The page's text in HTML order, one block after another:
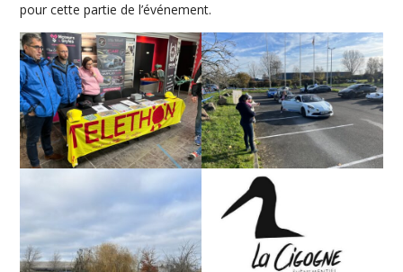
pour cette partie de l’événement.